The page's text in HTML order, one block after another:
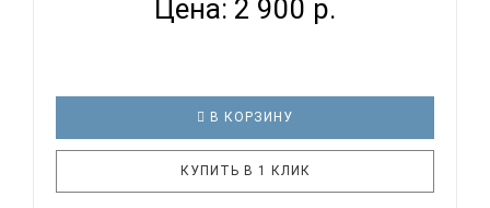
Цена: 2 900 р.
В КОРЗИНУ
КУПИТЬ В 1 КЛИК